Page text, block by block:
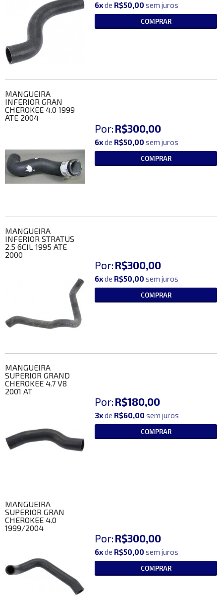
6xde R$50,00 sem juros
COMPRAR
MANGUEIRA
INFERIOR GRAN
CHEROKEE 4.0 1999
ATE 2004
Por: R$300,00
6xde R$50,00 sem juros
COMPRAR
MANGUEIRA
INFERIOR STRATUS
2.5 6CIL 1995 ATE
2000
Por: R$300,00
6xde R$50,00 sem juros
COMPRAR
MANGUEIRA
SUPERIOR GRAND
CHEROKEE 4.7 V8
2001 AT
Por: R$180,00
3xde R$60,00 sem juros
COMPRAR
MANGUEIRA
SUPERIOR GRAN
CHEROKEE 4.0
1999/2004
Por: R$300,00
6xde R$50,00 sem juros
COMPRAR